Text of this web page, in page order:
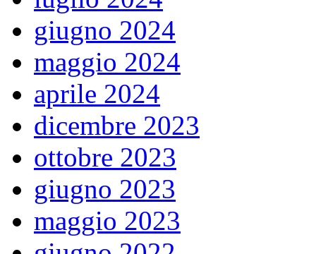
giugno 2024
maggio 2024
aprile 2024
dicembre 2023
ottobre 2023
giugno 2023
maggio 2023